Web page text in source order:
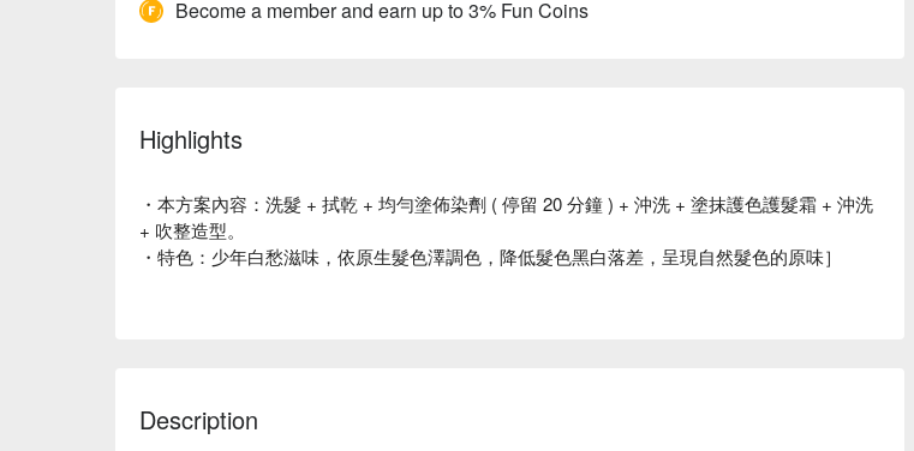
Become a member and earn up to 3% Fun Coins
Highlights
・本方案內容：洗髮 + 拭乾 + 均勻塗佈染劑 ( 停留 20 分鐘 ) + 沖洗 + 塗抹護色護髮霜 + 沖洗
+ 吹整造型。
・特色：少年白愁滋味，依原生髮色澤調色，降低髮色黑白落差，呈現自然髮色的原味］
Description